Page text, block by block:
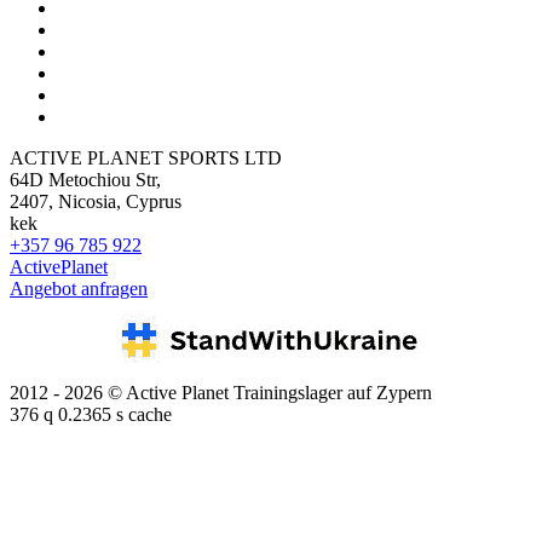
ACTIVE PLANET SPORTS LTD
64D Metochiou Str,
2407, Nicosia, Cyprus
kek
+357 96 785 922
ActivePlanet
Angebot anfragen
2012 - 2026 © Active Planet Trainingslager auf Zypern
376 q 0.2365 s cache